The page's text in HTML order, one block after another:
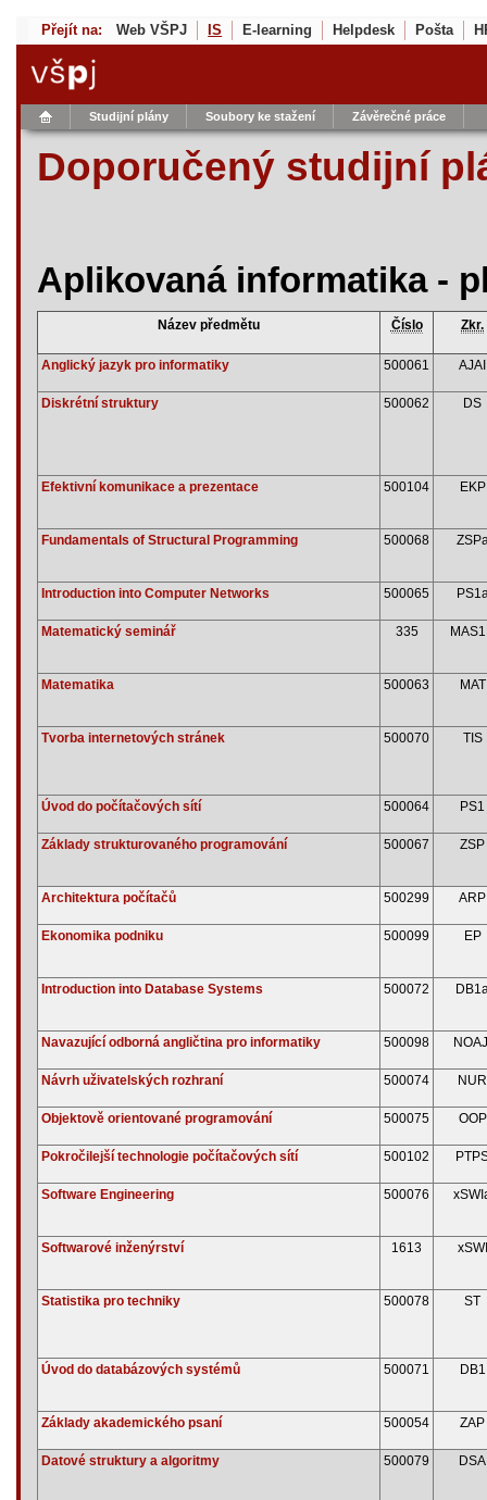
Přejít na: Web VŠPJ IS E-learning Helpdesk Pošta
Studijní plány Soubory ke stažení Závěrečné práce
Doporučený studijní
Aplikovaná informatika -
Název předmětu Číslo Zkr.
Anglický jazyk pro informatiky 500061 AJAI
Diskrétní struktury 500062 DS
Efektivní komunikace a prezentace 500104 EKP
Fundamentals of Structural Programming 500068
Introduction into Computer Networks 500065
Matematický seminář 335
Matematika 500063 MAT
Tvorba internetových stránek 500070 TIS
Úvod do počítačových sítí 500064 PS1
Základy strukturovaného programování 500067 ZSP
Architektura počítačů 500299 ARP
Ekonomika podniku 500099 EP
Introduction into Database Systems 500072
Navazující odborná angličtina pro informatiky 500098
Návrh uživatelských rozhraní 500074 NUR
Objektově orientované programování 500075 OOP
Pokročilejší technologie počítačových sítí 500102
Software Engineering 500076
Softwarové inženýrství 1613 xSWI
Statistika pro techniky 500078 ST
Úvod do databázových systémů 500071 DB1
Základy akademického psaní 500054 ZAP
Datové struktury a algoritmy 500079 DSA